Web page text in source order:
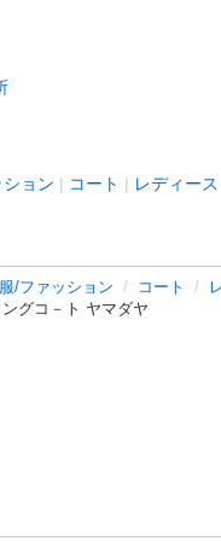
ョン コート レディース
服/ファッション コート
グコ－ト ヤマダヤ